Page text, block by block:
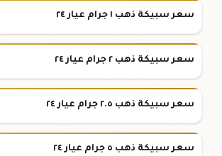
سعر سبيكة ذهب ١ جرام عيار ٢٤
سعر سبيكة ذهب ٢ جرام عيار ٢٤
سعر سبيكة ذهب ٢.٥ جرام عيار ٢٤
سعر سبيكة ذهب ٥ جرام عيار ٢٤